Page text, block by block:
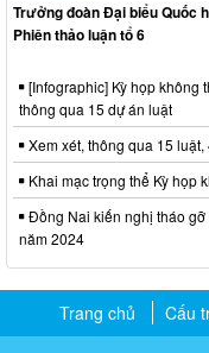
Trưởng đoàn Đại biểu Quốc
Phiên thảo luận tổ 6
[Infographic] Kỳ họp không
thông qua 15 dự án luật
Xem xét, thông qua 15
Khai mạc trọng thể Kỳ họp
Đồng Nai kiến nghị tháo
năm 2024
Trang chủ Cấu